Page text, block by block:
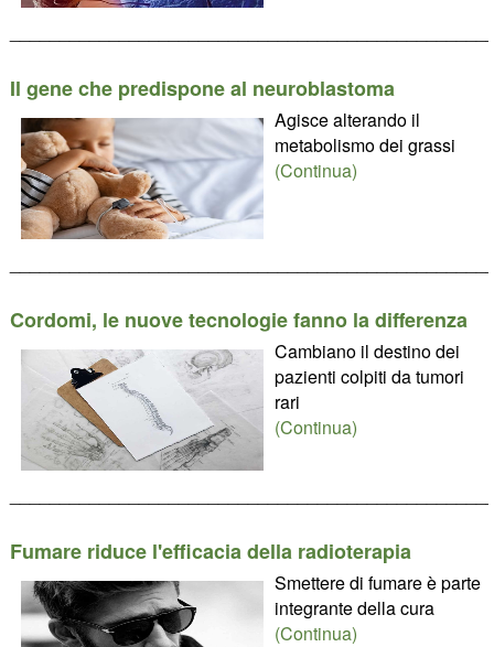
Il gene che predispone al neuroblastoma
Agisce alterando il
metabolismo dei grassi
(Continua)
Cordomi, le nuove tecnologie fanno la differenza
Cambiano il destino dei
pazienti colpiti da tumori
rari
(Continua)
Fumare riduce l'efficacia della radioterapia
Smettere di fumare è parte
integrante della cura
(Continua)